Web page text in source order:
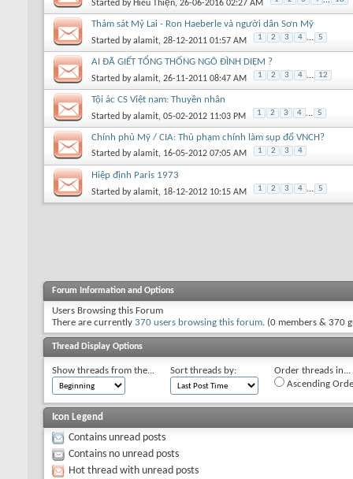
Started by Hiếu Thiện, 26-06-2016 02:27 AM
Thảm sát Mỷ Lai - Ron Haeberle và người dân Sơn Mỹ
Started byalamit, 28-12-2011 01:57 AM 1 2 3 4 ... 5
AI ĐÃ GIẾT TỔNG THỐNG NGÔ ĐÌNH DIỆM ?
Started byalamit, 26-11-2011 08:47 AM 1 2 3 4 ... 12
Tội ác CS Việt nam: Thuyền nhân
Started byalamit, 05-02-2012 11:03 PM 1 2 3 4 ... 5
Chính phủ Mỹ / CIA: Thủ phạm chính làm sụp đổ VNCH?
Started byalamit, 16-05-2012 07:05 AM 1 2 3 4
Hiệp định Paris 1973
Started byalamit, 18-12-2012 10:15 AM 1 2 3 4 ... 5
Forum Information and Options
Users Browsing this Forum
There are currently 370 users browsing this forum. (0 members & 370
Thread Display Options
Show threads from the... Sort threads by:
Order threads in...
Ascending
Icon Legend
Contains unread posts
Contains no unread posts
Hot thread with unread posts